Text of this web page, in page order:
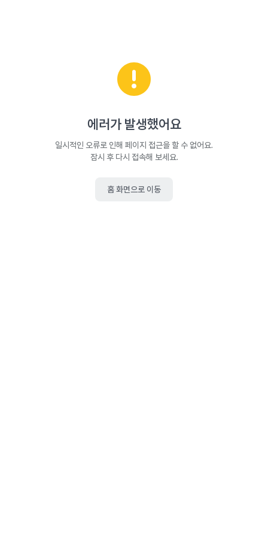
에러가 발생했어요
일시적인 오류로 인해 페이지 접근을 할 수 없어요.
잠시 후 다시 접속해 보세요.
홈 화면으로 이동